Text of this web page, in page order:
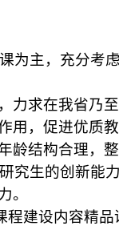
为主，充分考
力求在我省乃
用，促进优质
结构合理，整
究生的创新能
。
程建设内容精